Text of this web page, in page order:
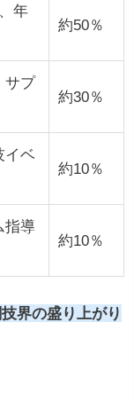
年
約50％
サプ
約30％
イベ
約10％
指導
約10％
界の盛り上がり